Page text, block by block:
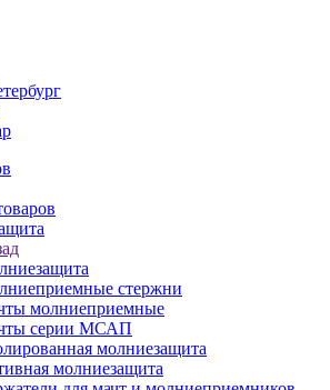
стержни
молниеприемные
серии МСАП
молниезащита
молниезащита